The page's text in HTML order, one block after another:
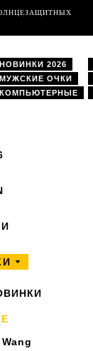
НОВИНКИ 2026
МУЖСКИЕ ОЧКИ
КОМПЬЮТЕРНЫЕ